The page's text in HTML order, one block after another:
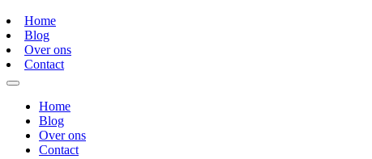
Home
Blog
Over ons
Contact
Home
Blog
Over ons
Contact